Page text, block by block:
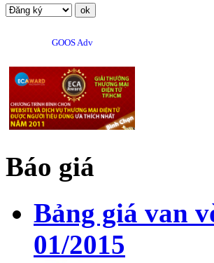
GOOS Adv
Báo giá
Bảng giá van
01/2015